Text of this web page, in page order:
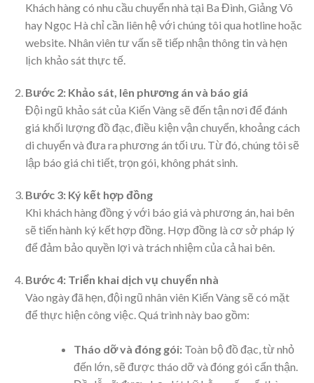
Khách hàng có nhu cầu chuyển nhà tại Ba Đình, Giảng Võ
hay Ngọc Hà chỉ cần liên hệ với chúng tôi qua hotline hoặc
website. Nhân viên tư vấn sẽ tiếp nhận thông tin và hẹn
lịch khảo sát thực tế.
Bước 2: Khảo sát, lên phương án và báo giá
Đội ngũ khảo sát của Kiến Vàng sẽ đến tận nơi để đánh
giá khối lượng đồ đạc, điều kiện vận chuyển, khoảng cách
di chuyển và đưa ra phương án tối ưu. Từ đó, chúng tôi sẽ
lập báo giá chi tiết, trọn gói, không phát sinh.
Bước 3: Ký kết hợp đồng
Khi khách hàng đồng ý với báo giá và phương án, hai bên
sẽ tiến hành ký kết hợp đồng. Hợp đồng là cơ sở pháp lý
để đảm bảo quyền lợi và trách nhiệm của cả hai bên.
Bước 4: Triển khai dịch vụ chuyển nhà
Vào ngày đã hẹn, đội ngũ nhân viên Kiến Vàng sẽ có mặt
để thực hiện công việc. Quá trình này bao gồm:
Tháo dỡ và đóng gói:Toàn bộ đồ đạc, từ nhỏ
đến lớn, sẽ được tháo dỡ và đóng gói cẩn thận.